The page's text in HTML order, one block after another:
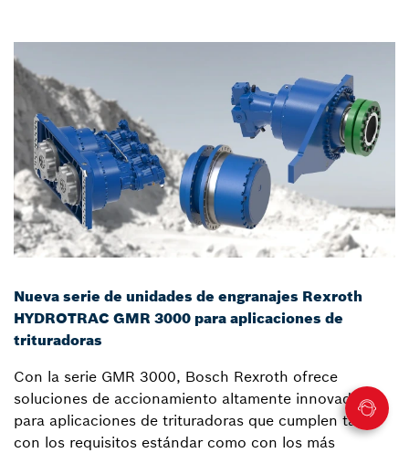
Nueva serie de unidades de engranajes Rexroth
HYDROTRAC GMR 3000 para aplicaciones de
trituradoras
Con la serie GMR 3000, Bosch Rexroth ofrece
soluciones de accionamiento altamente innovadoras
para aplicaciones de trituradoras que cumplen tanto
con los requisitos estándar como con los más